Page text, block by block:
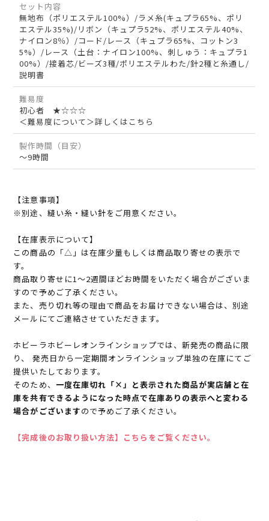
セット内容
無地布（ポリエステル100%）/ラメ糸(キュプラ65%、ポリ
エステル35%)/リボン（キュプラ52%、ポリエステル40%、
ナイロン8％）/コード/レース（キュプラ65%、コットン3
5%）/レース（土台：ナイロン100%、刺しゅう：キュプラ1
00%）/接着芯/ビーズ3種/ポリエステルわた/針2種と糸通し/
説明書
難易度
初心者 ★☆☆☆
＜難易度について＞詳しくはこちら
製作時間（目安）
～9時間
【注意事項】
※別途、縫い糸・縫い針をご用意ください。
【在庫表示について】
この商品の「△」は在庫少量もしくは商品取り寄せの表示で
す。
商品取り寄せに1～2週間ほどお時間をいただく場合がございま
すので予めご了承ください。
また、売り切れ等の理由で商品をお届けできない場合は、別途
メールにてご連絡させていただきます。
ホビーラホビーレオンラインショップでは、新発売の商品に限
り、 発売日から一定期間オンラインショップ単独の在庫にてご
提供いたしております。
そのため、 一度在庫切れ「×」と表示された商品が実店舗と在
庫を共有できるようになった時点で在庫ありの表示へと変わる
場合がございますので予めご了承ください。
【完成後のお取り扱い方法】こちらをご覧ください。